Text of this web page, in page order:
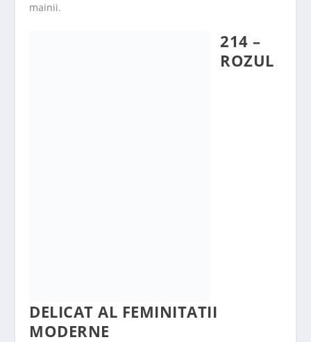
mainii.
214 –
ROZUL
DELICAT AL FEMINITATII
MODERNE